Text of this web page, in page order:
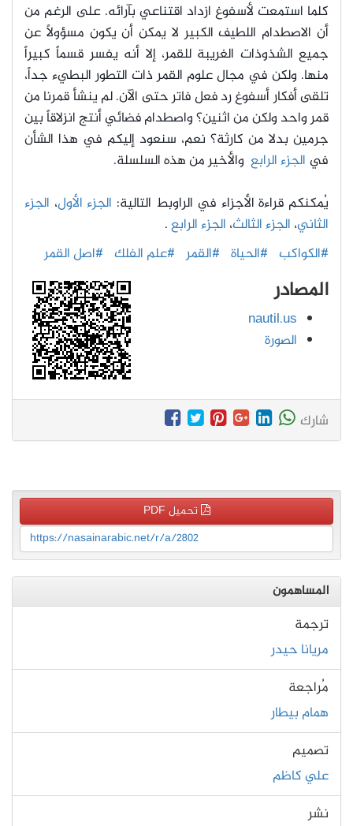
كلما استمعت لأسفوغ ازداد اقتناعي بآرائه. على الرغم من
أن الاصطدام اللطيف الكبير لا يمكن أن يكون مسؤولاً عن
جميع الشذوذات الغريبة للقمر، إلا أنه يفسر قسماً كبيراً
منها. ولكن في مجال علوم القمر ذات التطور البطيء جداً،
تلقى أفكار أسفوغ رد فعل فاتر حتى الآن. لم ينشأ قمرنا من
قمر واحد ولكن من اثنين؟ واصطدام فضائي أنتج انزلاقاً بين
جرمين بدلا من كارثة؟ نعم، سنعود إليكم في هذا الشأن
في الجزء الرابع والأخير من هذه السلسلة.
يُمكنكم قراءة الأجزاء في الراوبط التالية: الجزء الأول، الجزء
الثاني، الجزء الثالث، الجزء الرابع.
#الكواكب #الحياة #القمر #علم الفلك #اصل القمر
المصادر
nautil.us
الصورة
شارك
تحميل PDF
https://nasainarabic.net/r/a/2802
المساهمون
ترجمة
مريانا حيدر
مُراجعة
همام بيطار
تصميم
علي كاظم
نشر